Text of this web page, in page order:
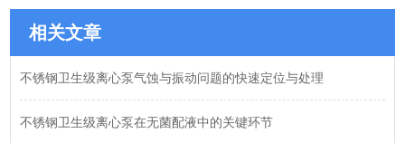
相关文章
不锈钢卫生级离心泵气蚀与振动问题的快速定位与处理
不锈钢卫生级离心泵在无菌配液中的关键环节